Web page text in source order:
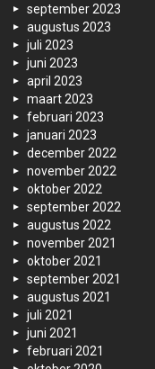
september 2023
augustus 2023
juli 2023
juni 2023
april 2023
maart 2023
februari 2023
januari 2023
december 2022
november 2022
oktober 2022
september 2022
augustus 2022
november 2021
oktober 2021
september 2021
augustus 2021
juli 2021
juni 2021
februari 2021